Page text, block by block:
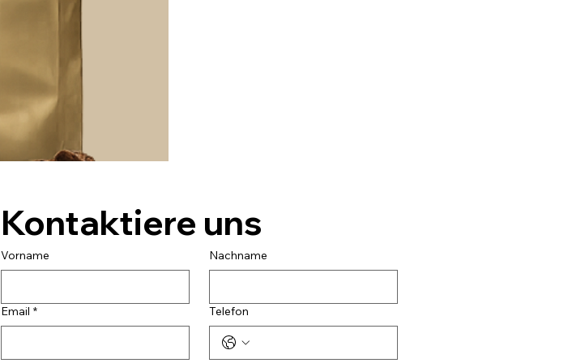
Kontaktiere uns
Vorname Nachname
Email * Telefon